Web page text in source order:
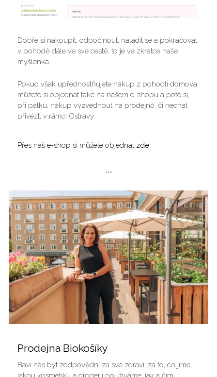
Dobře si nakoupit, odpočinout, naladit se a pokračovat
v pohodě dále ve své cestě, to je ve zkratce naše
myšlenka.
Pokud však upřednostňujete nákup z pohodlí domova,
můžete si objednat také na našem e-shopu a poté si,
při pátku, nákup vyzvednout na prodejně, či nechat
přivézt, v rámci Ostravy.
Přes náš e-shop si můžete objednat zde.
***
Prodejna Biokošíky
Baví nás být zodpovědní za své zdraví, za to, co jíme,